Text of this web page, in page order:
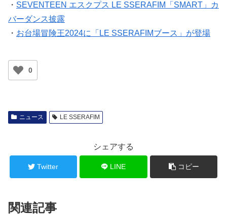
・ SEVENTEEN エスクプス LE SSERAFIM「SMART」カ
バーダンス披露
・ お台場冒険王2024に「LE SSERAFIMブース」が登場
0
ニュース LE SSERAFIM
シェアする
Twitter LINE コピー
関連記事